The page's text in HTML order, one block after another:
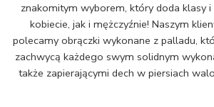
znakomitym wyborem, który doda klasy
kobiecie, jak i mężczyźnie! Naszym
polecamy obrączki wykonane z palladu,
zachwycą każdego swym solidnym
także zapierającymi dech w piersiach